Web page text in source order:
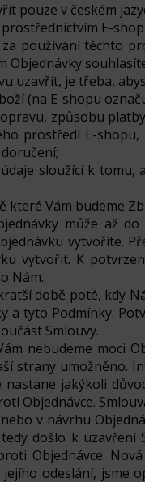
pouze v českém
prostřednictvím E-
používání těchto
Objednávky
uzavřít, je třeba,
(na E-shopu
způsobu
prostředí E-
sloužící k
které Vám budeme
může až
vytvoříte.
vytvořit. K
Nám.
době poté, kdy
a tyto Podmínky.
Smlouvy.
nebudeme moci
strany umožněno.
nastane jakýkoli
Objednávce.
v návrhu
došlo k
Objednávce.
odeslání, jsme